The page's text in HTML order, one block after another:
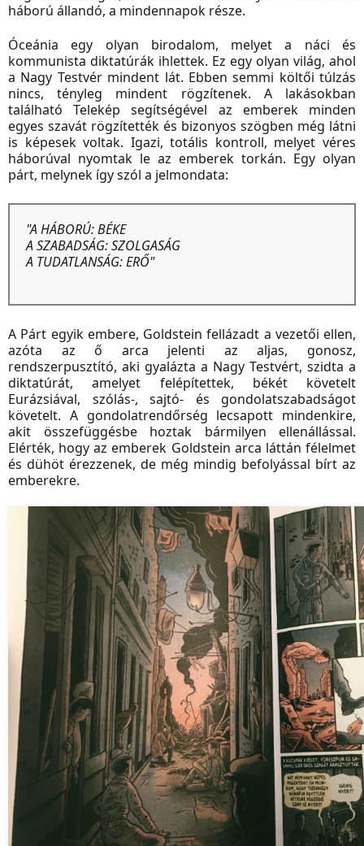
háború állandó, a mindennapok része.
Óceánia egy olyan birodalom, melyet a náci és
kommunista diktatúrák ihlettek. Ez egy olyan világ, ahol
a Nagy Testvér mindent lát. Ebben semmi költői túlzás
nincs, tényleg mindent rögzítenek. A lakásokban
található Telekép segítségével az emberek minden
egyes szavát rögzítették és bizonyos szögben még látni
is képesek voltak. Igazi, totális kontroll, melyet véres
háborúval nyomtak le az emberek torkán. Egy olyan
párt, melynek így szól a jelmondata:
"A HÁBORÚ: BÉKE
A SZABADSÁG: SZOLGASÁG
A TUDATLANSÁG: ERŐ"
A Párt egyik embere, Goldstein fellázadt a vezetői ellen,
azóta az ő arca jelenti az aljas, gonosz,
rendszerpusztító, aki gyalázta a Nagy Testvért, szidta a
diktatúrát, amelyet felépítettek, békét követelt
Eurázsiával, szólás-, sajtó- és gondolatszabadságot
követelt. A gondolatrendőrség lecsapott mindenkire,
akit összefüggésbe hoztak bármilyen ellenállással.
Elérték, hogy az emberek Goldstein arca láttán félelmet
és dühöt érezzenek, de még mindig befolyással bírt az
emberekre.